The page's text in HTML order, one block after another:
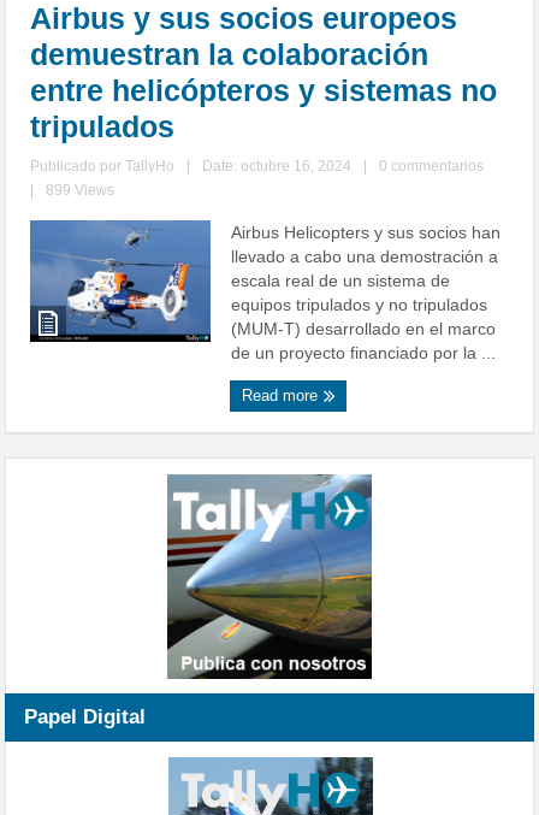
Airbus y sus socios europeos
demuestran la colaboración
entre helicópteros y sistemas no
tripulados
Publicado porTallyHo Date: octubre 16, 2024
0 commentarios
899 Views
Airbus Helicopters y sus socios han
llevado a cabo una demostración a
escala real de un sistema de
equipos tripulados y no tripulados
(MUM-T) desarrollado en el marco
de un proyecto financiado por la ...
Read more
Papel Digital